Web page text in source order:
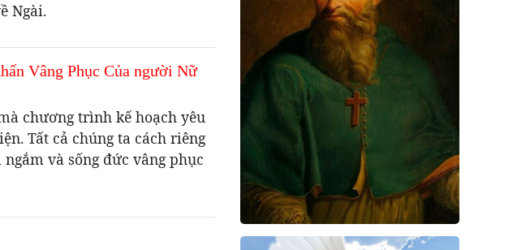
Ngài.
Vâng Phục Của người Nữ
chương trình kế hoạch yêu
Tất cả chúng ta cách riêng
và sống đức vâng phục